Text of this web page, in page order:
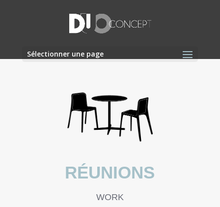
Sélectionner une page
RÉUNIONS
WORK